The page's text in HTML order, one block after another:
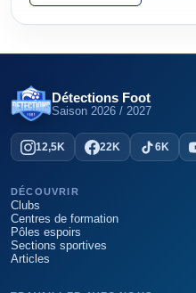
Détections Foot
Saison 2026 / 2027
12,5K 22K 6K
DÉCOUVRIR
Clubs
Centres de formation
Pôles espoirs
Sections sportives
Articles